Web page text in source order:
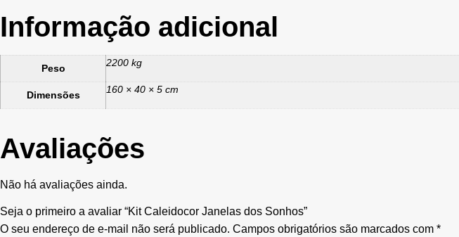
Informação adicional
Peso 2200 kg
Dimensões 160 × 40 × 5 cm
Avaliações
Não há avaliações ainda.
Seja o primeiro a avaliar “Kit Caleidocor Janelas dos Sonhos”
O seu endereço de e-mail não será publicado. Campos obrigatórios são marcados com *